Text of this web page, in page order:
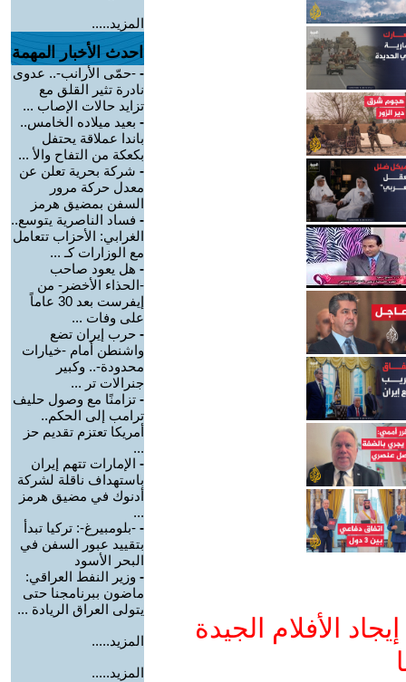
الأفلام الجيدة
المزيد.....
احدث الأخبار المهمة
- -حمّى الأرانب-.. عدوى
نادرة تثير القلق مع
تزايد حالات الإصاب ...
- بعيد ميلاده الخامس..
باندا عملاقة يحتفل
بكعكة من التفاح والأ ...
- شركة بحرية تعلن عن
معدل حركة مرور
السفن بمضيق هرمز
- فساد الناصرية يتوسع..
الغرابي: الأحزاب تتعامل
مع الوزارات كـ ...
- هل يعود صاحب
-الحذاء الأخضر- من
إيفرست بعد 30 عاماً
على وفات ...
- حرب إيران تضع
واشنطن أمام -خيارات
محدودة-.. وكبير
جنرالات تر ...
- تزامنًا مع وصول حليف
ترامب إلى الحكم..
أمريكا تعتزم تقديم حز
...
- الإمارات تتهم إيران
باستهداف ناقلة لشركة
أدنوك في مضيق هرمز
...
- -بلومبيرغ-: تركيا تبدأ
بتقييد عبور السفن في
البحر الأسود
- وزير النفط العراقي:
ماضون ببرنامجنا حتى
يتولى العراق الريادة ...
المزيد.....
المزيد.....